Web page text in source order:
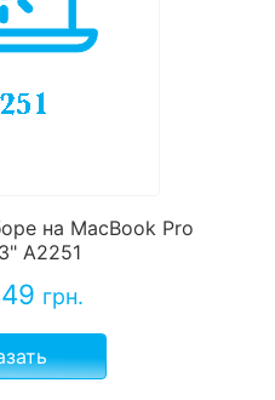
на MacBook Pro
A2251
грн.